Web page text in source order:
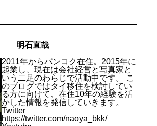
明石直哉
2011年からバンコク在住。2015年に
起業し、現在は会社経営と写真家と
いう二足のわらじで活動中です。 こ
のブログではタイ移住を検討してい
る方に向けて、在住10年の経験を活
かした情報を発信していきます。
Twitter
https://twitter.com/naoya_bkk/